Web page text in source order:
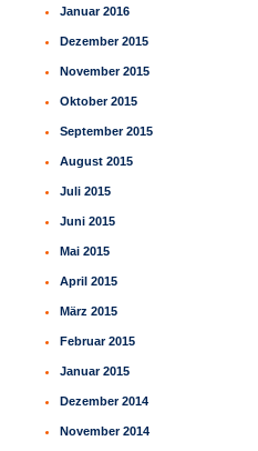
Januar 2016
Dezember 2015
November 2015
Oktober 2015
September 2015
August 2015
Juli 2015
Juni 2015
Mai 2015
April 2015
März 2015
Februar 2015
Januar 2015
Dezember 2014
November 2014